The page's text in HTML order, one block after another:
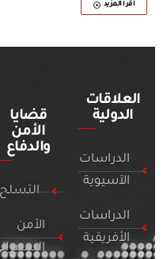
أقرأ المزيد
العلاقات
الدولية
الدراسات
الآسيوية
الدراسات
الأفريقية
قضايا
الأمن
والدفاع
التسلح
الأمن
السيبراني